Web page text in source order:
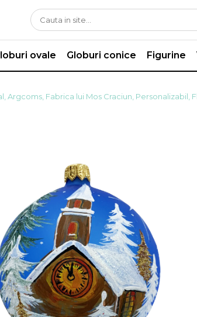
ovale Globuri conice Figurine
Argcoms, Fabrica lui Mos Craciun,